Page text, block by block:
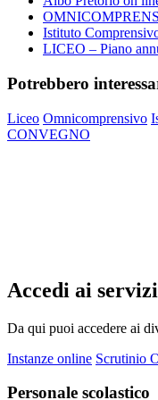
Istituto
LICEO – Piano
Potrebbero
Liceo Omnicomprensivo
CONVEGNO
Accedi ai servizi
Da qui puoi accedere ai
Instanze online Scrutinio
Personale scolastico